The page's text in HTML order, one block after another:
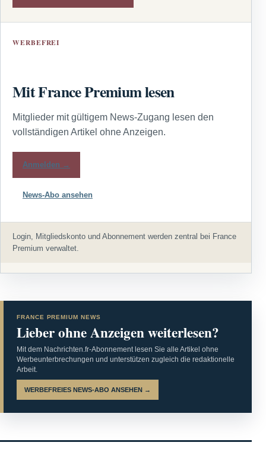
WERBEFREI
Mit France Premium lesen
Mitglieder mit gültigem News-Zugang lesen den
vollständigen Artikel ohne Anzeigen.
Anmelden →
News-Abo ansehen
Login, Mitgliedskonto und Abonnement werden zentral bei France
Premium verwaltet.
FRANCE PREMIUM NEWS
Lieber ohne Anzeigen weiterlesen?
Mit dem Nachrichten.fr-Abonnement lesen Sie alle Artikel ohne
Werbeunterbrechungen und unterstützen zugleich die redaktionelle
Arbeit.
WERBEFREIES NEWS-ABO ANSEHEN →